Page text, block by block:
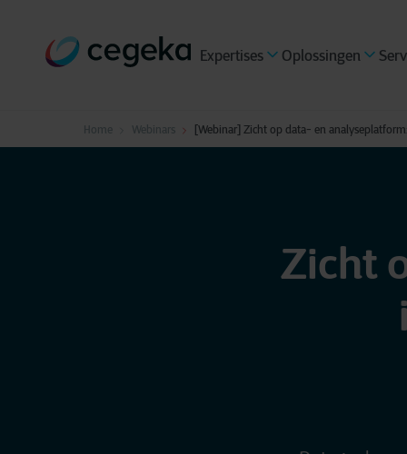
Expertises Oplossingen
Home Webinars [Webinar] Zicht op data- en
Zicht